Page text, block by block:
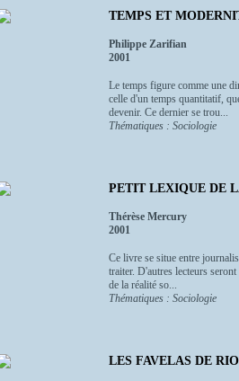
TEMPS ET
Philippe Zarifian
2001
Le temps figure comme une
celle d'un temps quantitatif,
devenir. Ce dernier se trou...
Thématiques : Sociologie
PETIT LEXIQUE DE
Thérèse Mercury
2001
Ce livre se situe entre
traiter. D'autres lecteurs
de la réalité so...
Thématiques : Sociologie
LES FAVELAS DE